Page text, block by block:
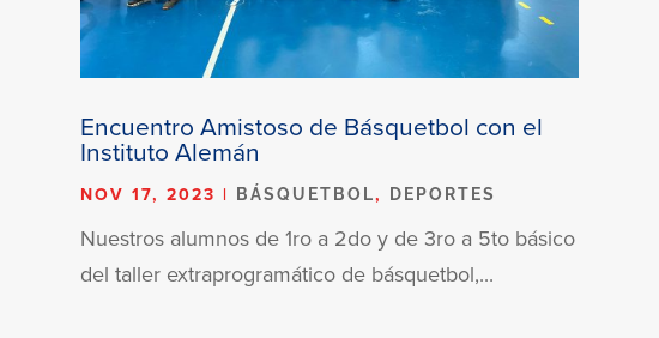
Encuentro Amistoso de Básquetbol con el
Instituto Alemán
NOV 17, 2023 | BÁSQUETBOL, DEPORTES
Nuestros alumnos de 1ro a 2do y de 3ro a 5to básico
del taller extraprogramático de básquetbol,...